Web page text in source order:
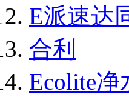
E派速达
合利
Ecolite净